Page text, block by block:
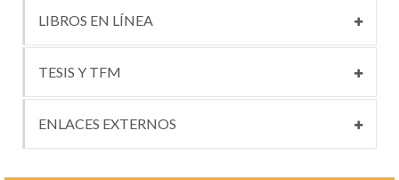
LIBROS EN LÍNEA
TESIS Y TFM
ENLACES EXTERNOS